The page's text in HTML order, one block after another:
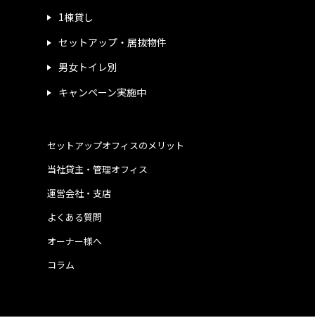
1棟貸し
セットアップ・居抜物件
男女トイレ別
キャンペーン実施中
運営会社・支店
よくある質問
当社貸主・管理オフィス
オーナー様へ
コラム
セットアップオフィスのメリット